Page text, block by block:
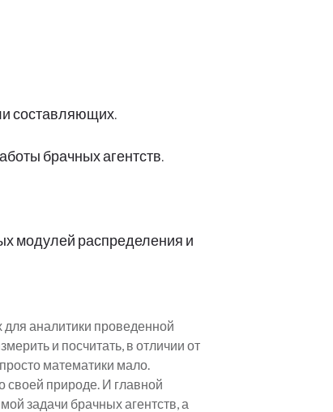
составляющих.
брачных агентств.
модулей распределения и
аналитики проведенной
и посчитать, в отличии от
математики мало.
своей природе. И главной
задачи брачных агентств, а